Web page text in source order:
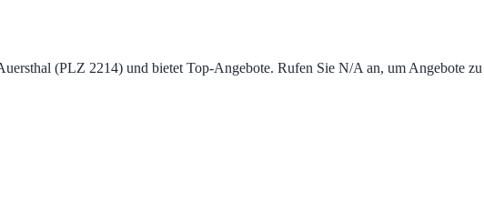
(PLZ 2214) und bietet Top‑Angebote. Rufen Sie N/A an, um Angebote